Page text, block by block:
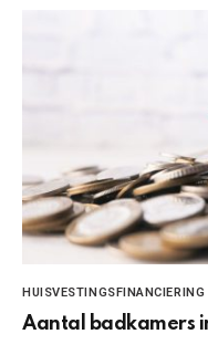
HUISVESTINGSFINANCIERING
Aantal badkamers